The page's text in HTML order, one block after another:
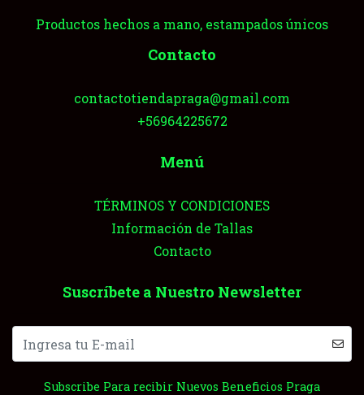
Productos hechos a mano, estampados únicos
Contacto
contactotiendapraga@gmail.com
+56964225672
Menú
TÉRMINOS Y CONDICIONES
Información de Tallas
Contacto
Suscríbete a Nuestro Newsletter
Subscribe Para recibir Nuevos Beneficios Praga